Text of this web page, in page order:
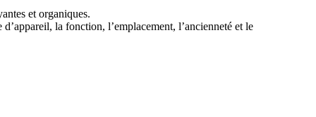
et organiques.
la fonction, l’emplacement, l’ancienneté et le